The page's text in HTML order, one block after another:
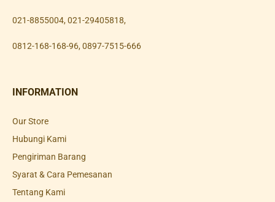
021-8855004, 021-29405818,
0812-168-168-96, 0897-7515-666
INFORMATION
Our Store
Hubungi Kami
Pengiriman Barang
Syarat & Cara Pemesanan
Tentang Kami